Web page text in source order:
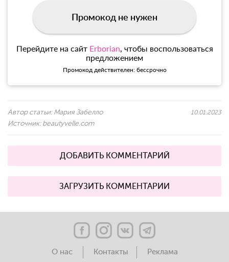
Промокод не нужен
Перейдите на сайт Erborian , чтобы воспользоваться
предложением
Промокод действителен: бессрочно
Автор статьи: Мария Забелло
Источник: beautyvelle.com
10.01.2023
ДОБАВИТЬ КОММЕНТАРИЙ
ЗАГРУЗИТЬ КОММЕНТАРИИ
О нас Контакты Реклама